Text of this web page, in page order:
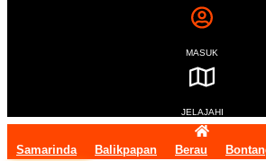
MASUK
JELAJAHI
Samarinda Balikpapan Berau